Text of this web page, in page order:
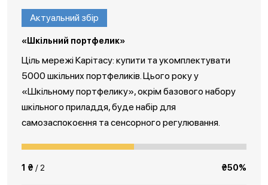
Актуальний збір
«Шкільний портфелик»
Ціль мережі Карітасу: купити та укомплектувати
5000 шкільних портфеликів. Цього року у
«Шкільному портфелику», окрім базового набору
шкільного приладдя, буде набір для
самозаспокоєння та сенсорного регулювання.
1 ₴ / 2 ₴50%